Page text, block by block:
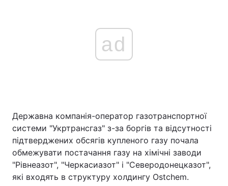
ad
Державна компанія-оператор газотранспортної
системи "Укртрансгаз" з-за боргів та відсутності
підтверджених обсягів купленого газу почала
обмежувати постачання газу на хімічні заводи
"Рівнеазот", "Черкасиазот" і "Северодонецказот",
які входять в структуру холдингу Ostchem.